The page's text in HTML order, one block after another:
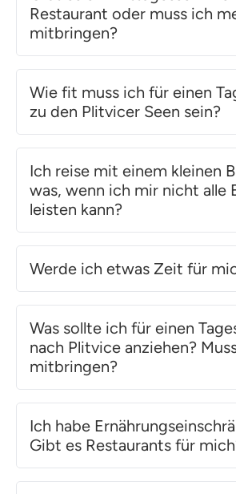
Restaurant oder muss ich
mitbringen?
Wie fit muss ich für einen
zu den Plitvicer Seen sein?
Ich reise mit einem kleinen
was, wenn ich mir nicht alle
leisten kann?
Werde ich etwas Zeit für
Was sollte ich für einen
nach Plitvice anziehen?
mitbringen?
Ich habe
Gibt es Restaurants für